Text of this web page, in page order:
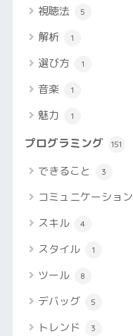
視聴法 5
解析 1
選び方 1
音楽 1
魅力 1
プログラミング 151
できること 3
コミュニケーション
スキル 4
スタイル 1
ツール 8
デバッグ 5
トレンド 3